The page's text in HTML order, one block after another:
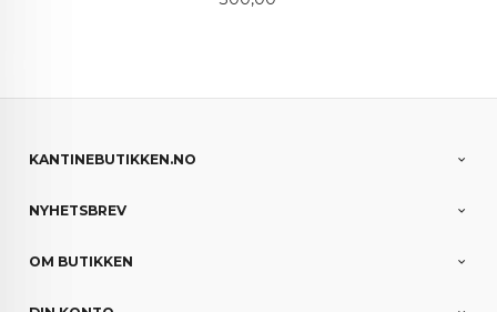
KANTINEBUTIKKEN.NO
NYHETSBREV
OM BUTIKKEN